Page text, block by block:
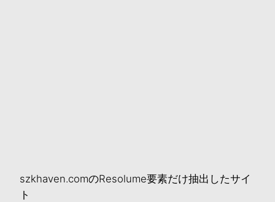
szkhaven.comのResolume要素だけ抽出したサイ
ト